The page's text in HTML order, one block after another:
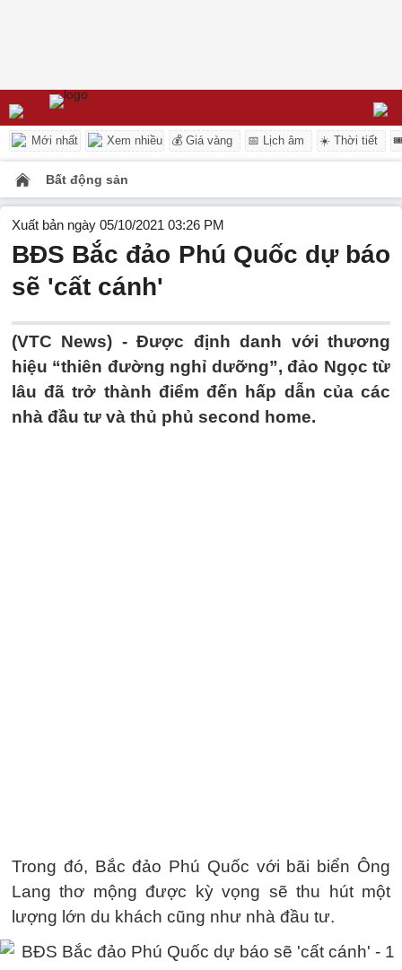
Mới nhất Xem nhiều 💰 Giá vàng 📅 Lịch âm ☀️ Thời tiết
Bất động sản
Xuất bản ngày 05/10/2021 03:26 PM
BĐS Bắc đảo Phú Quốc dự báo
sẽ 'cất cánh'
(VTC News) -Được định danh với thương
hiệu “thiên đường nghỉ dưỡng”, đảo Ngọc từ
lâu đã trở thành điểm đến hấp dẫn của các
nhà đầu tư và thủ phủ second home.
Trong đó, Bắc đảo Phú Quốc với bãi biển Ông
Lang thơ mộng được kỳ vọng sẽ thu hút một
lượng lớn du khách cũng như nhà đầu tư.